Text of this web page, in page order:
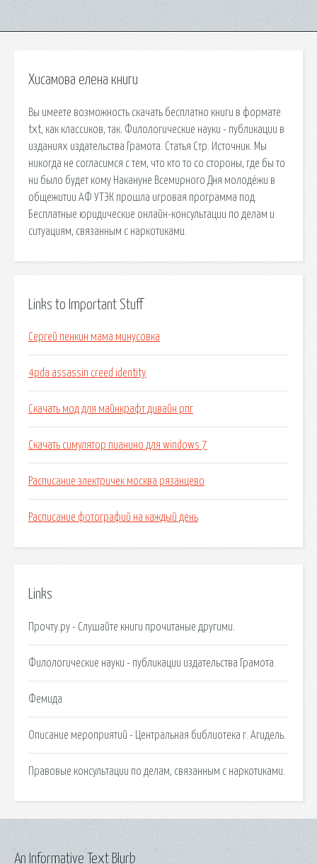
Хисамова елена книги
Вы имеете возможность скачать бесплатно книги в формате
txt, как классиков, так. Филологические науки - публикации в
изданиях издательства Грамота. Статья Стр. Источник. Мы
никогда не согласимся с тем, что кто то со стороны, где бы то
ни было будет кому Накануне Всемирного Дня молодёжи в
общежитии АФ УТЭК прошла игровая программа под.
Бесплатные юридические онлайн-консультации по делам и
ситуациям, связанным с наркотиками.
Links to Important Stuff
Сергей пенкин мама минусовка
4pda assassin creed identity
Скачать мод для майнкрафт дивайн рпг
Скачать симулятор пианино для windows 7
Расписание электричек москва рязанцево
Расписание фотографий на каждый день
Links
Прочту.ру - Слушайте книги прочитаные другими.
Филологические науки - публикации издательства Грамота.
Фемида
Описание мероприятий - Центральная библиотека г. Агидель.
Правовые консультации по делам, связанным с наркотиками.
An Informative Text Blurb